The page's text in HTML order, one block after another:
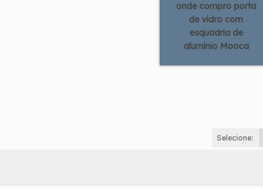
onde compro porta
de vidro com
esquadria de
alumínio Mooca
Selecione: